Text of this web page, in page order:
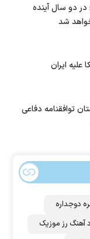
در دو سال آینده
شد
علیه ایران
توافقنامه دفاعی
دوجداره
آهنگ رز‌ موزیک